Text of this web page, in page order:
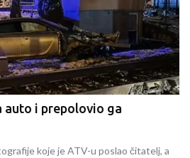
auto i prepolovio ga
koje je ATV-u poslao čitatelj, a